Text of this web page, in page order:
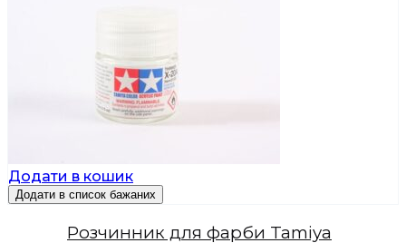
Додати в кошик
Додати в список бажаних
Розчинник для фарби Tamiya